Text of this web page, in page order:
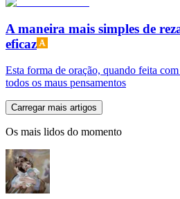
A maneira mais simples de
eficaz
Esta forma de oração, quando feita
todos os maus pensamentos
Carregar mais artigos
Os mais lidos do momento